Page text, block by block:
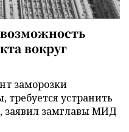
вокруг
заморозки
устранить
замглавы МИД